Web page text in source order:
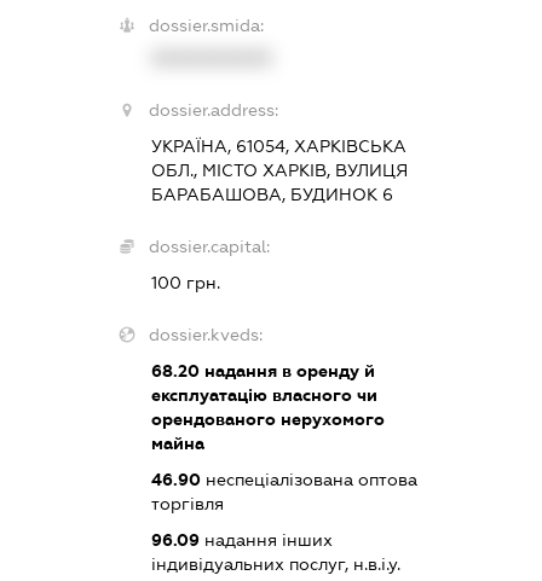
dossier.smida:
dossier.address:
УКРАЇНА, 61054, ХАРКІВСЬКА
ОБЛ., МІСТО ХАРКІВ, ВУЛИЦЯ
БАРАБАШОВА, БУДИНОК 6
dossier.capital:
100 грн.
dossier.kveds:
68.20надання в оренду й
експлуатацію власного чи
орендованого нерухомого
майна
46.90неспеціалізована оптова
торгівля
96.09надання інших
індивідуальних послуг, н.в.і.у.